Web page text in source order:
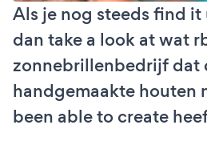
Als je nog steeds find
dan take a look at wat
zonnebrillenbedrijf dat
handgemaakte houten
been able to create